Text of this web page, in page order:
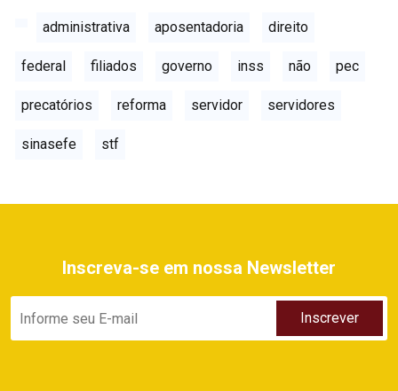
administrativa aposentadoria direito
federal filiados governo inss não pec
precatórios reforma servidor servidores
sinasefe stf
Inscreva-se em nossa Newsletter